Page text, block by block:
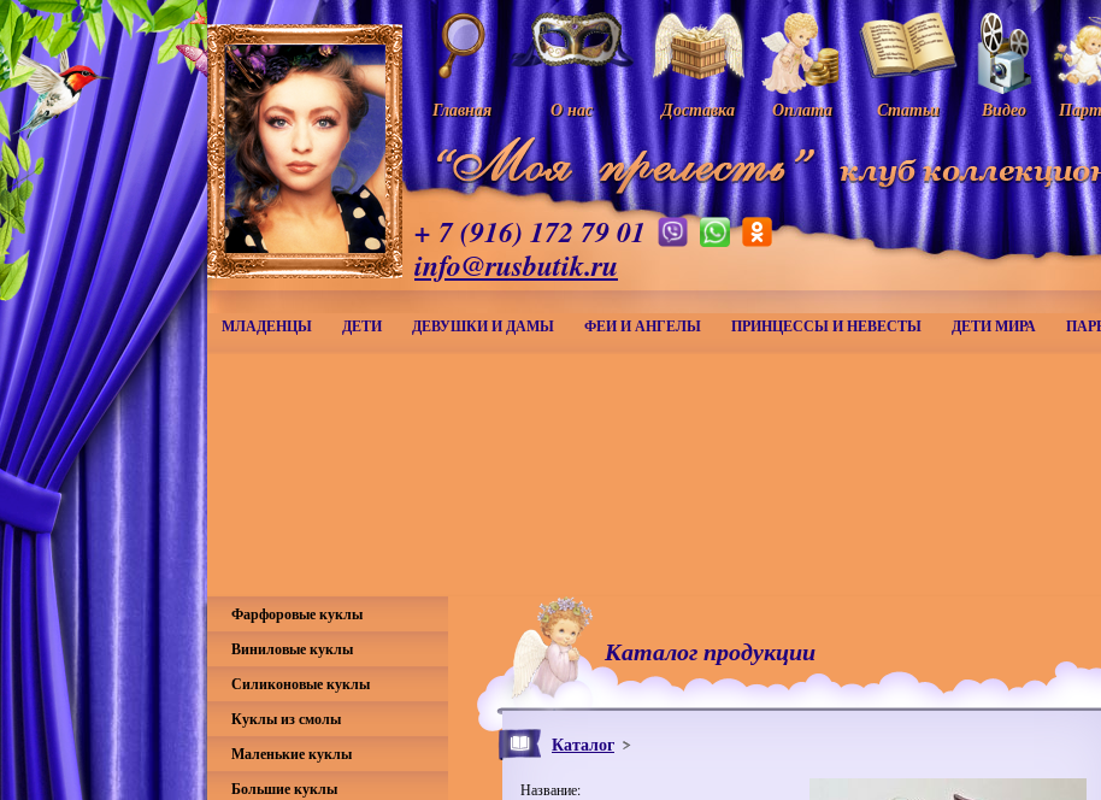
Главная О нас Доставка Оплата Статьи Видео
+ 7 (916) 172 79 01
info@rusbutik.ru
МЛАДЕНЦЫ ДЕТИ ДЕВУШКИ И ДАМЫ ФЕИ И АНГЕЛЫ ПРИНЦЕССЫ И НЕВЕСТЫ ДЕТИ МИРА
Каталог продукции
Каталог
Название:
Фарфоровые куклы
Виниловые куклы
Силиконовые куклы
Куклы из смолы
Маленькие куклы
Большие куклы